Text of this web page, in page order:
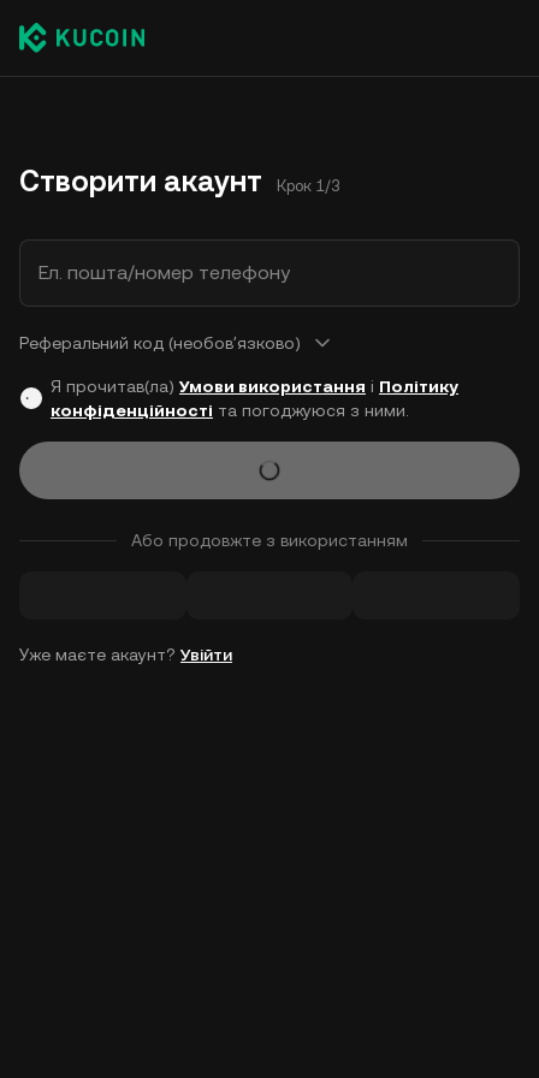
Створити акаунт Крок 1/3
Ел. пошта/номер телефону
Реферальний код (необовʼязково)
Я прочитав(ла) Умови використання і Політику
конфіденційності та погоджуюся з ними.
Або продовжте з використанням
Уже маєте акаунт? Увійти